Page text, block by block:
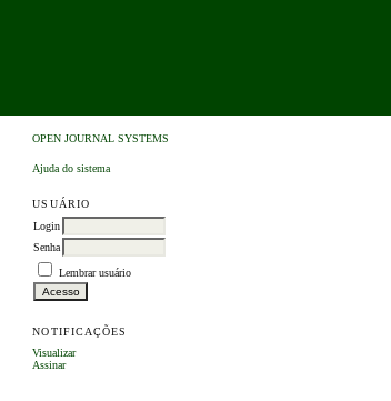
OPEN JOURNAL SYSTEMS
Ajuda do sistema
USUÁRIO
Login
Senha
Lembrar usuário
NOTIFICAÇÕES
Visualizar
Assinar